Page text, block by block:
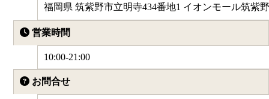
福岡県 筑紫野市立明寺434番地1 イオンモール筑紫
営業時間
10:00-21:00
お問合せ